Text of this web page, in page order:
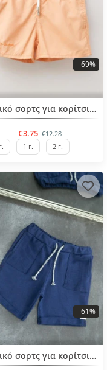
BESTSELLERΠαιδικό σορτς για κορίτσια από 1 έως 10 ετών
€3.75 €12.28
- 69%
1 г. 2 г.
BESTSELLERΠαιδικό σορτς για κορίτσια από 6 μηνών έως 4 ετών
- 61%